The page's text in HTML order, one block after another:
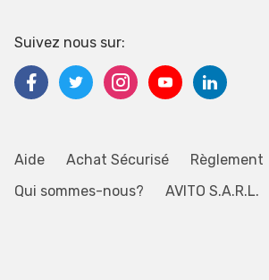
Aide Achat Sécurisé Règlement
Qui sommes-nous?
AVITO S.A.R.L.
Suivez nous sur: